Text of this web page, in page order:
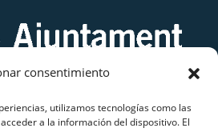
consentimiento
utilizamos tecnologías como las
a la información del dispositivo. El